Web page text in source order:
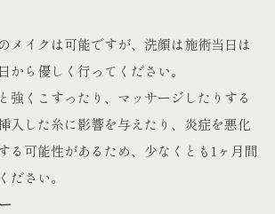
メイクは可能ですが、洗顔は施術当日は
から優しく行ってください。
強くこすったり、マッサージしたりする
入した糸に影響を与えたり、炎症を悪化
る可能性があるため、少なくとも1ヶ月間
ださい。